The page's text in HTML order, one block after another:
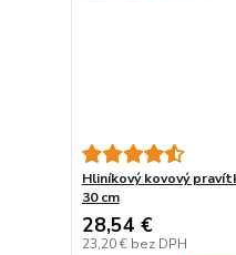
Hliníkový kovový
30 cm
28,54 €
23,20 € bez DPH